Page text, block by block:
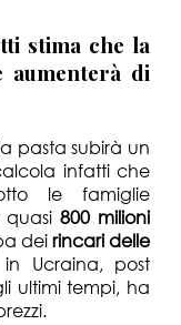
stima che la
aumenterà di
pasta subirà un
infatti che
le famiglie
quasi 800 milioni
deirincari delle
Ucraina, post
ultimi tempi, ha